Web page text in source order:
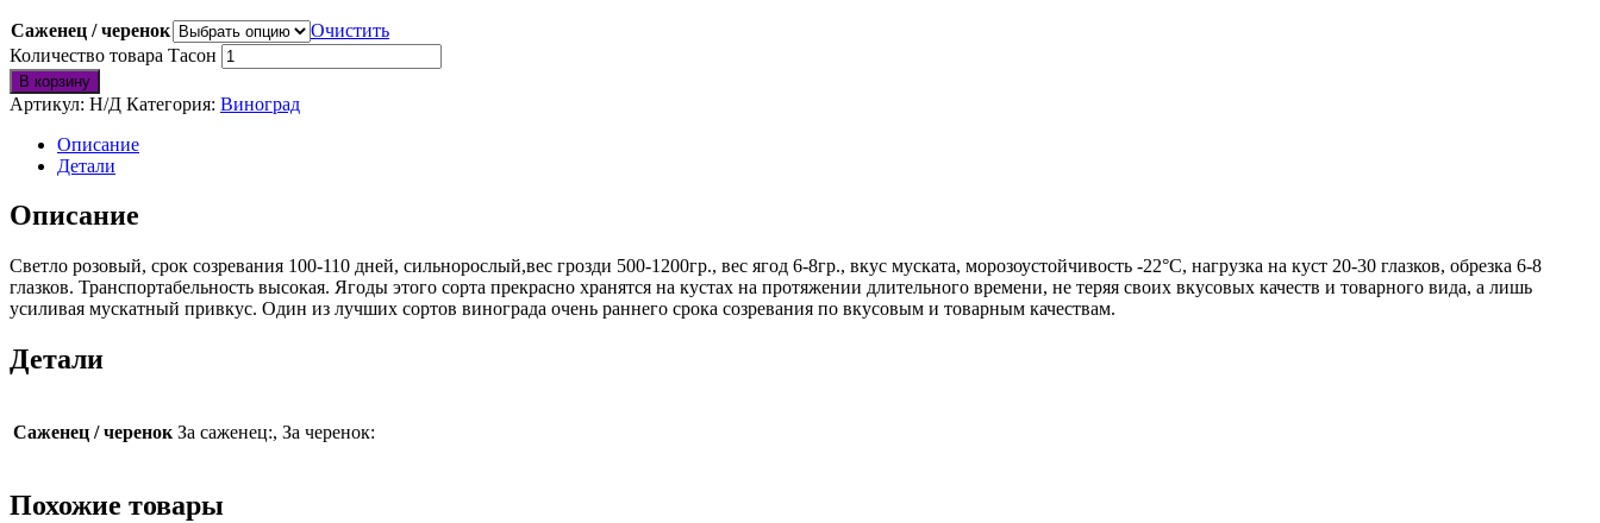
Саженец / черенок
Очистить
Количество товара Тасон
В корзину
Артикул: Н/Д Категория: Виноград
Описание
Детали
Описание
Светло розовый, срок созревания 100-110 дней, сильнорослый,вес грозди 500-1200гр., вес ягод 6-8гр., вкус муската, морозоустойчивость -22°С, нагрузка на куст 20-30 глазков, обрезка 6-8
глазков. Транспортабельность высокая. Ягоды этого сорта прекрасно хранятся на кустах на протяжении длительного времени, не теряя своих вкусовых качеств и товарного вида, а лишь
усиливая мускатный привкус. Один из лучших сортов винограда очень раннего срока созревания по вкусовым и товарным качествам.
Детали
Саженец / черенок За саженец:, За черенок:
Похожие товары